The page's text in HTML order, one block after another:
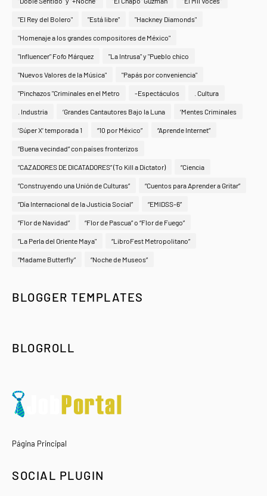
"El Rey del Bolero" "Está libre" "Hackney Diamonds"
"Homenaje a los grandes compositores de México"
"Influencer" Fofo Márquez "La Intrusa" y "Pueblo chico
"Nuevos Valores de la Música" "Papás por conveniencia"
"Pinchazos "Criminales en el Metro -Espectáculos . Cultura
. Industria ‘Grandes Cantautores Bajo la Luna ‘Mentes Criminales
‘Súper X’ temporada 1 “10 por México” “Aprende Internet”
“Buena vecindad” con países fronterizos
“CAZADORES DE DICATADORES” (To Kill a Dictator) “Ciencia
“Construyendo una Unión de Culturas” “Cuentos para Aprender a Gritar”
“Día Internacional de la Justicia Social” “EMIDSS-6”
“Flor de Navidad” “Flor de Pascua” o “Flor de Fuego”
“La Perla del Oriente Maya" “LibroFest Metropolitano”
“Madame Butterfly” “Noche de Museos”
BLOGGER TEMPLATES
BLOGROLL
Página Principal
SOCIAL PLUGIN